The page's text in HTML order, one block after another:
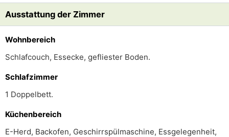
Ausstattung der Zimmer
Wohnbereich
Schlafcouch, Essecke, gefliester Boden.
Schlafzimmer
1 Doppelbett.
Küchenbereich
E-Herd, Backofen, Geschirrspülmaschine, Essgelegenheit,